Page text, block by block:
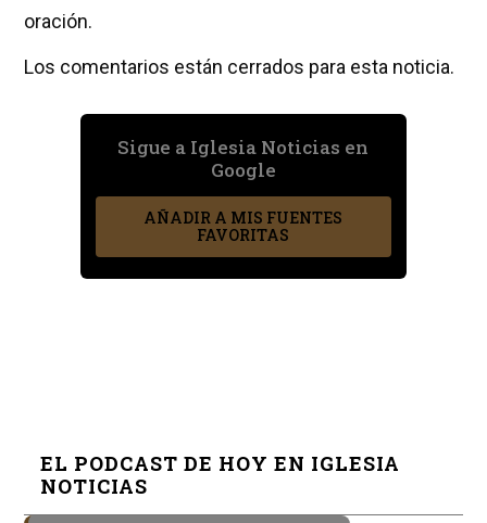
oración.
Los comentarios están cerrados para esta noticia.
Sigue a Iglesia Noticias en
Google
AÑADIR A MIS FUENTES
FAVORITAS
EL PODCAST DE HOY EN IGLESIA
NOTICIAS